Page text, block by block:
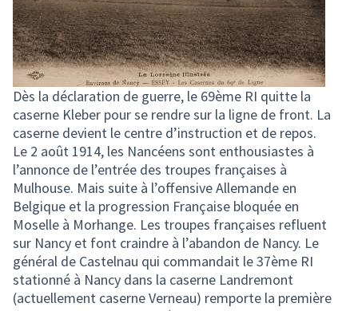
Dès la déclaration de guerre, le 69ème RI quitte la
caserne Kleber pour se rendre sur la ligne de front. La
caserne devient le centre d’instruction et de repos.
Le 2 août 1914, les Nancéens sont enthousiastes à
l’annonce de l’entrée des troupes françaises à
Mulhouse. Mais suite à l’offensive Allemande en
Belgique et la progression Française bloquée en
Moselle à Morhange. Les troupes françaises refluent
sur Nancy et font craindre à l’abandon de Nancy. Le
général de Castelnau qui commandait le 37ème RI
stationné à Nancy dans la caserne Landremont
(actuellement caserne Verneau) remporte la première